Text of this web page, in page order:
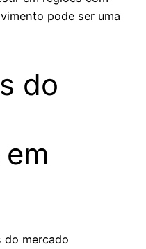
pode ser uma
do
do mercado